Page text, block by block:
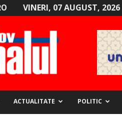
VINERI, 07 AUGUST, 2026
ACTUALITATE POLITIC